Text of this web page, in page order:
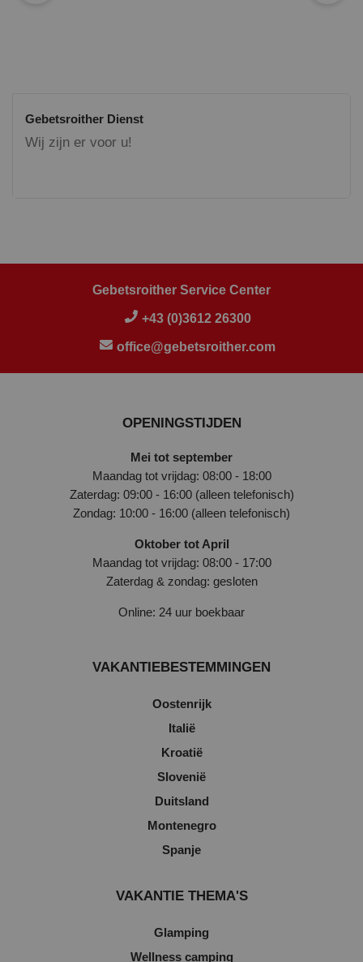
Gebetsroither Dienst
Wij zijn er voor u!
Gebetsroither Service Center
+43 (0)3612 26300
office@gebetsroither.com
OPENINGSTIJDEN
Mei tot september
Maandag tot vrijdag: 08:00 - 18:00
Zaterdag: 09:00 - 16:00 (alleen telefonisch)
Zondag: 10:00 - 16:00 (alleen telefonisch)
Oktober tot April
Maandag tot vrijdag: 08:00 - 17:00
Zaterdag & zondag: gesloten
Online: 24 uur boekbaar
VAKANTIEBESTEMMINGEN
Oostenrijk
Italië
Kroatië
Slovenië
Duitsland
Montenegro
Spanje
VAKANTIE THEMA'S
Glamping
Wellness camping